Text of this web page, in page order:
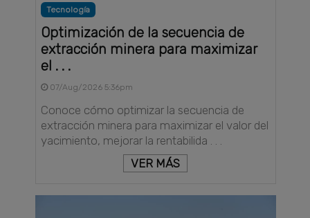
Tecnología
Optimización de la secuencia de
extracción minera para maximizar
el . . .
07/Aug/2026 5:36pm
Conoce cómo optimizar la secuencia de
extracción minera para maximizar el valor del
yacimiento, mejorar la rentabilida . . .
VER MÁS